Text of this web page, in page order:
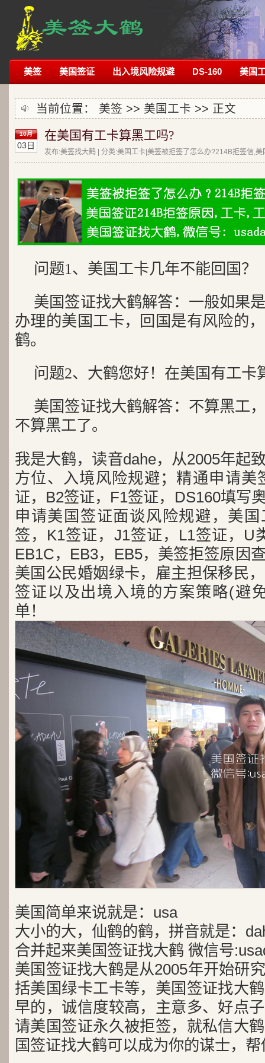
美签 美国签证 出入境风险规避 DS-160 美国
当前位置： 美签 >> 美国工卡 >> 正文
10月
03日
在美国有工卡算黑工吗?
发布:美签找大鹤 | 分类:美国工卡|美签被拒签了怎么办?214B拒签信,
问题1、美国工卡几年不能回国？
美国签证找大鹤解答：一般如果
办理的美国工卡，回国是有风险的
鹤。
问题2、大鹤您好！在美国有工卡
美国签证找大鹤解答：不算黑工
不算黑工了。
我是大鹤，读音dahe，从2005年起
方位、入境风险规避；精通申请美
证，B2签证，F1签证，DS160填写
申请美国签证面谈风险规避，美
签，K1签证，J1签证，L1签证，U
EB1C，EB3，EB5，美签拒签原因
美国公民婚姻绿卡，雇主担保移民
签证以及出境入境的方案策略(避
单！
美国简单来说就是：usa
大小的大，仙鹤的鹤，拼音就是：
合并起来美国签证找大鹤 微信号
美国签证找大鹤是从2005年开始研
括美国绿卡工卡等，美国签证找大
早的，诚信度较高，主意多、好点
请美国签证永久被拒签，就私信大
国签证找大鹤可以成为你的谋士，